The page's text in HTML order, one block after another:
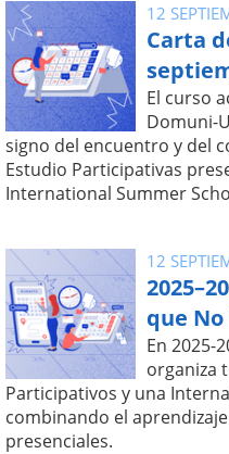
12
Carta
El curso
Domuni-
signo del encuentro y del
Estudio Participativas
International Summer
12
que
En 2025-
organiza
Participativos y una
combinando el
presenciales.